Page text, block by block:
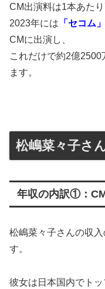
CM出演料は1本あた
2023年には 「セコム
CMに出演し、
これだけで約2億
ます。
松嶋菜々子さ
年収の内訳①：
松嶋菜々子さんの収
す。
彼女は日本国内でトッ